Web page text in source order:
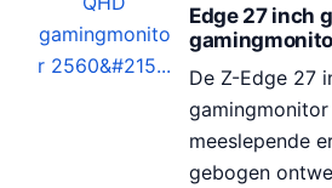
p
r
o
n
k
e
Edge 27 inch
De Z-Edge 27
meeslepende
gebogen